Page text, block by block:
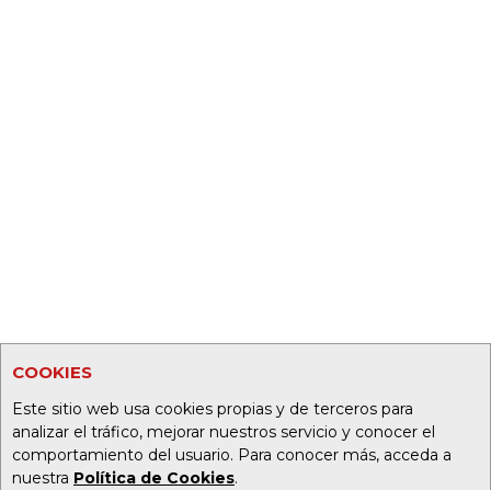
COOKIES
Este sitio web usa cookies propias y de terceros para
analizar el tráfico, mejorar nuestros servicio y conocer el
comportamiento del usuario. Para conocer más, acceda a
nuestra Política de Cookies.